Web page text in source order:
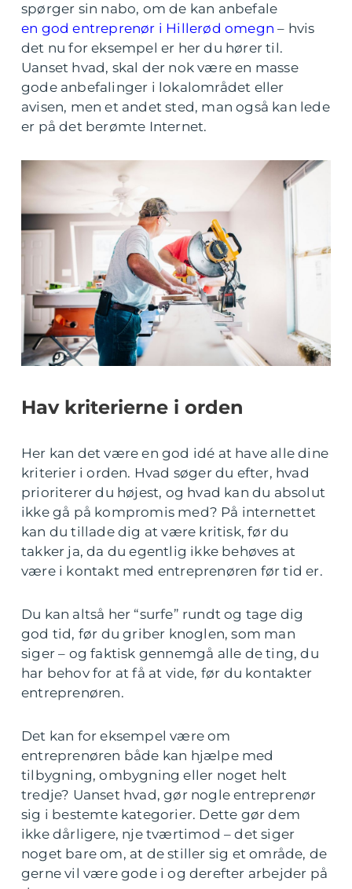
spørger sin nabo, om de kan anbefale
en god entreprenør i Hillerød omegn – hvis
det nu for eksempel er her du hører til.
Uanset hvad, skal der nok være en masse
gode anbefalinger i lokalområdet eller
avisen, men et andet sted, man også kan lede
er på det berømte Internet.
Hav kriterierne i orden
Her kan det være en god idé at have alle dine
kriterier i orden. Hvad søger du efter, hvad
prioriterer du højest, og hvad kan du absolut
ikke gå på kompromis med? På internettet
kan du tillade dig at være kritisk, før du
takker ja, da du egentlig ikke behøves at
være i kontakt med entreprenøren før tid er.
Du kan altså her “surfe” rundt og tage dig
god tid, før du griber knoglen, som man
siger – og faktisk gennemgå alle de ting, du
har behov for at få at vide, før du kontakter
entreprenøren.
Det kan for eksempel være om
entreprenøren både kan hjælpe med
tilbygning, ombygning eller noget helt
tredje? Uanset hvad, gør nogle entreprenør
sig i bestemte kategorier. Dette gør dem
ikke dårligere, nje tværtimod – det siger
noget bare om, at de stiller sig et område, de
gerne vil være gode i og derefter arbejder på